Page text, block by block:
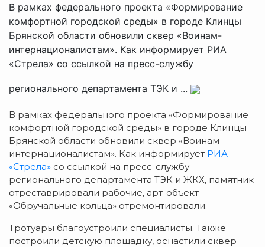
В рамках федерального проекта «Формирование
комфортной городской среды» в городе Клинцы
Брянской области обновили сквер «Воинам-
интернационалистам». Как информирует РИА
«Стрела» со ссылкой на пресс-службу
регионального департамента ТЭК и ...
В рамках федерального проекта «Формирование
комфортной городской среды» в городе Клинцы
Брянской области обновили сквер «Воинам-
интернационалистам». Как информирует РИА
«Стрела» со ссылкой на пресс-службу
регионального департамента ТЭК и ЖКХ, памятник
отреставрировали рабочие, арт-объект
«Обручальные кольца» отремонтировали.
Тротуары благоустроили специалисты. Также
построили детскую площадку, оснастили сквер